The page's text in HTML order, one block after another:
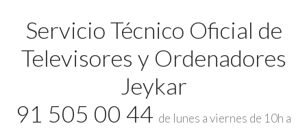
Servicio Técnico Oficial de
Televisores y Ordenadores
Jeykar
91 505 00 44 de lunes a viernes de 10h a